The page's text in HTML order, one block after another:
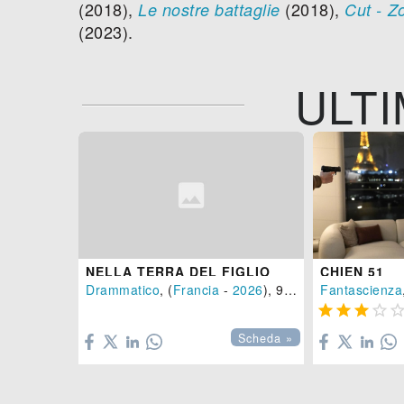
(2018),Le nostre battaglie (2018), Cut -
(2023).
NELLA TERRA DEL FIGLIO
Drammatico, (Francia - 2026), 97 min.
Scheda »
CHIEN 51
Fantascienza,
    